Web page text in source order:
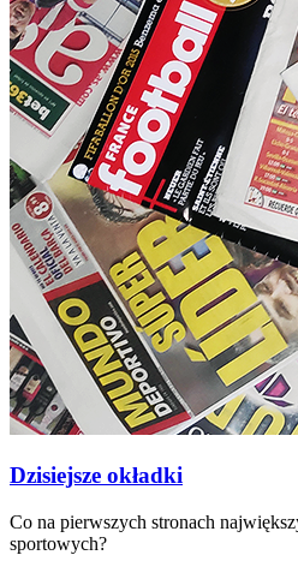
Dzisiejsze okładki
Co na pierwszych stronach
sportowych?